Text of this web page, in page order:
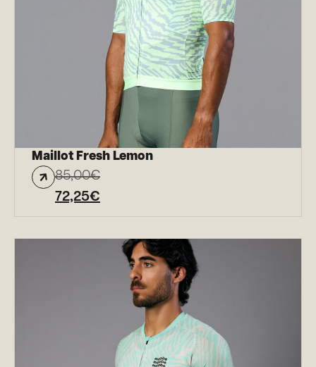
Maillot Fresh Lemon
85,00€
72,25€